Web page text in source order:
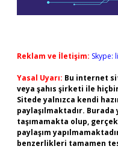
Reklam ve İletişim: Skype:
Yasal Uyarı: Bu internet
veya şahıs şirketi ile
Sitede yalnızca kendi
paylaşılmaktadır.
taşımamakta olup,
paylaşım
benzerlikleri tamamen